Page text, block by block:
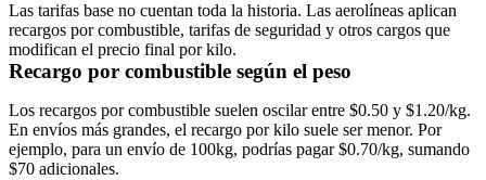
Las tarifas base no cuentan toda la historia. Las aerolíneas aplican
recargos por combustible, tarifas de seguridad y otros cargos que
modifican el precio final por kilo.
Recargo por combustible según el peso
Los recargos por combustible suelen oscilar entre $0.50 y $1.20/kg.
En envíos más grandes, el recargo por kilo suele ser menor. Por
ejemplo, para un envío de 100kg, podrías pagar $0.70/kg, sumando
$70 adicionales.